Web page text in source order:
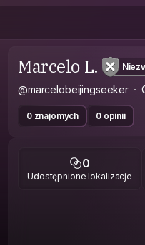
Marcelo L.
@marcelobeijingseeker
0 znajomych 0 opinii
0
Udostępnione lokalizacje